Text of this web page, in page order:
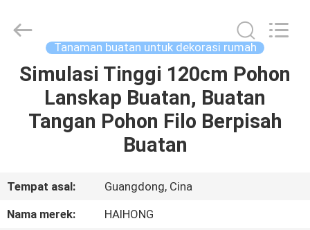
RUMAH
PRODUK
TENTANG
Factory.
Developed
Tanaman buatan untuk dekorasi rumah
Simulasi Tinggi 120cm Pohon
Lanskap Buatan, Buatan
Tangan Pohon Filo Berpisah
Buatan
Tempat asal:
Guangdong, Cina
Nama merek:
HAIHONG